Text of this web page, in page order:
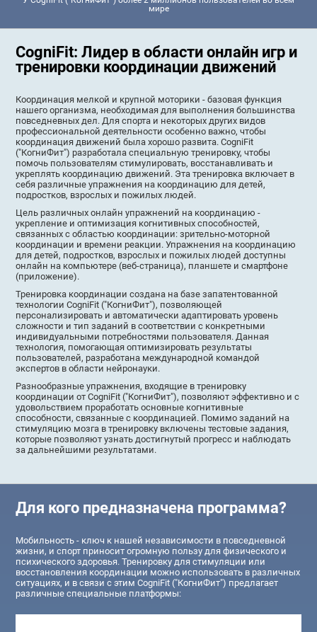
мире
CogniFit: Лидер в области онлайн игр и
тренировки координации движений
Координация мелкой и крупной моторики - базовая функция
нашего организма, необходимая для выполнения большинства
повседневных дел. Для спорта и некоторых других видов
профессиональной деятельности особенно важно, чтобы
координация движений была хорошо развита. CogniFit
("КогниФит") разработала специальную тренировку, чтобы
помочь пользователям стимулировать, восстанавливать и
укреплять координацию движений. Эта тренировка включает в
себя различные упражнения на координацию для детей,
подростков, взрослых и пожилых людей.
Цель различных онлайн упражнений на координацию -
укрепление и оптимизация когнитивных способностей,
связанных с областью координации: зрительно-моторной
координации и времени реакции. Упражнения на координацию
для детей, подростков, взрослых и пожилых людей доступны
онлайн на компьютере (веб-страница), планшете и смартфоне
(приложение).
Тренировка координации создана на базе запатентованной
технологии CogniFit ("КогниФит"), позволяющей
персонализировать и автоматически адаптировать уровень
сложности и тип заданий в соответствии с конкретными
индивидуальными потребностями пользователя. Данная
технология, помогающая оптимизировать результаты
пользователей, разработана международной командой
экспертов в области нейронауки.
Разнообразные упражнения, входящие в тренировку
координации от CogniFit ("КогниФит"), позволяют эффективно и с
удовольствием проработать основные когнитивные
способности, связанные с координацией. Помимо заданий на
стимуляцию мозга в тренировку включены тестовые задания,
которые позволяют узнать достигнутый прогресс и наблюдать
за дальнейшими результатами.
Для кого предназначена программа?
Мобильность - ключ к нашей независимости в повседневной
жизни, и спорт приносит огромную пользу для физического и
психического здоровья. Тренировку для стимуляции или
восстановления координации можно использовать в различных
ситуациях, и в связи с этим CogniFit ("КогниФит") предлагает
различные специальные платформы: